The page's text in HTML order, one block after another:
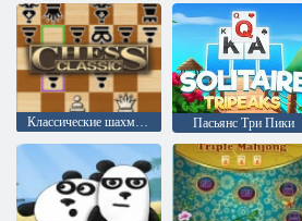
Классические шахматы Пасьянс Три Пики